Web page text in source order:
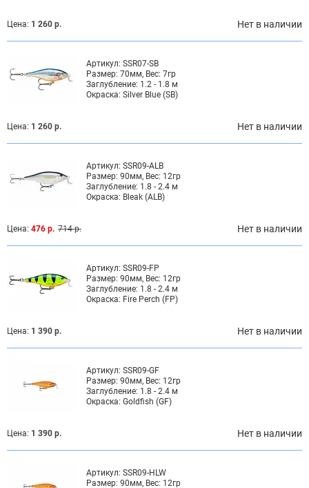
Цена: 1 260 р. Нет в наличии
Артикул: SSR07-SB
Размер: 70мм, Вес: 7гр
Заглубление: 1.2 - 1.8 м
Окраска: Silver Blue (SB)
Цена: 1 260 р. Нет в наличии
Артикул: SSR09-ALB
Размер: 90мм, Вес: 12гр
Заглубление: 1.8 - 2.4 м
Окраска: Bleak (ALB)
Цена: 476 р. 714 р. Нет в наличии
Артикул: SSR09-FP
Размер: 90мм, Вес: 12гр
Заглубление: 1.8 - 2.4 м
Окраска: Fire Perch (FP)
Цена: 1 390 р. Нет в наличии
Артикул: SSR09-GF
Размер: 90мм, Вес: 12гр
Заглубление: 1.8 - 2.4 м
Окраска: Goldfish (GF)
Цена: 1 390 р. Нет в наличии
Артикул: SSR09-HLW
Размер: 90мм, Вес: 12гр